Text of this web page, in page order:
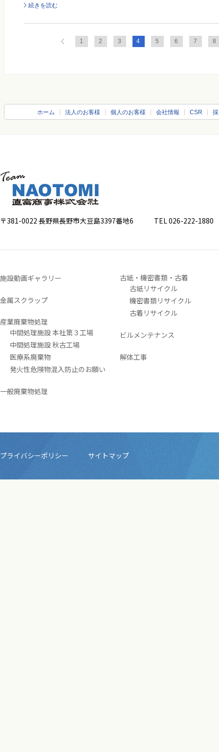
続きを読む
1 2 3 4 5 6 7 8
ホーム 法人のお客様 個人のお客様 会社情報 CSR
〒381-0022 長野県長野市大豆島3397番地6 TEL 026-222-1880
施設動画ギャラリー
金属スクラップ
産業廃棄物処理
中間処理施設 本社第３工場
中間処理施設 秋古工場
医療系廃棄物
発火性危険物混入防止のお願い
一般廃棄物処理
古紙・機密書類・古着
古紙リサイクル
機密書類リサイクル
古着リサイクル
ビルメンテナンス
解体工事
プライバシーポリシー サイトマップ